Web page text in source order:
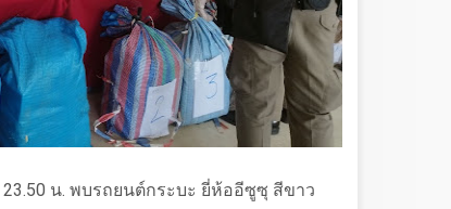
23.50 น. พบรถยนต์กระบะ ยี่ห้ออีซูซุ สีขาว